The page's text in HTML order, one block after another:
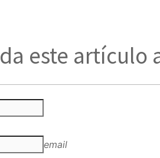
este artículo
email